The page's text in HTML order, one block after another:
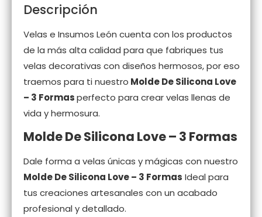
Descripción
Velas e Insumos León cuenta con los productos
de la más alta calidad para que fabriques tus
velas decorativas con diseños hermosos, por eso
traemos para ti nuestro Molde De Silicona Love
– 3 Formasperfecto para crear velas llenas de
vida y hermosura.
Molde De Silicona Love – 3 Formas
Dale forma a velas únicas y mágicas con nuestro
Molde De Silicona Love – 3 Formas Ideal para
tus creaciones artesanales con un acabado
profesional y detallado.